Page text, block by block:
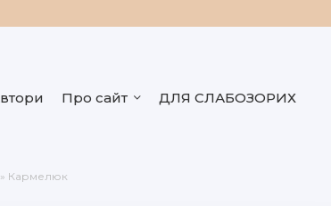
Про сайт ДЛЯ СЛАБОЗОРИХ
» Кармелюк